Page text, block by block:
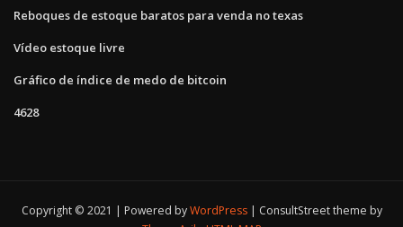
Reboques de estoque baratos para venda no texas
Vídeo estoque livre
Gráfico de índice de medo de bitcoin
4628
Copyright © 2021 | Powered byWordPress
ConsultStreet theme by